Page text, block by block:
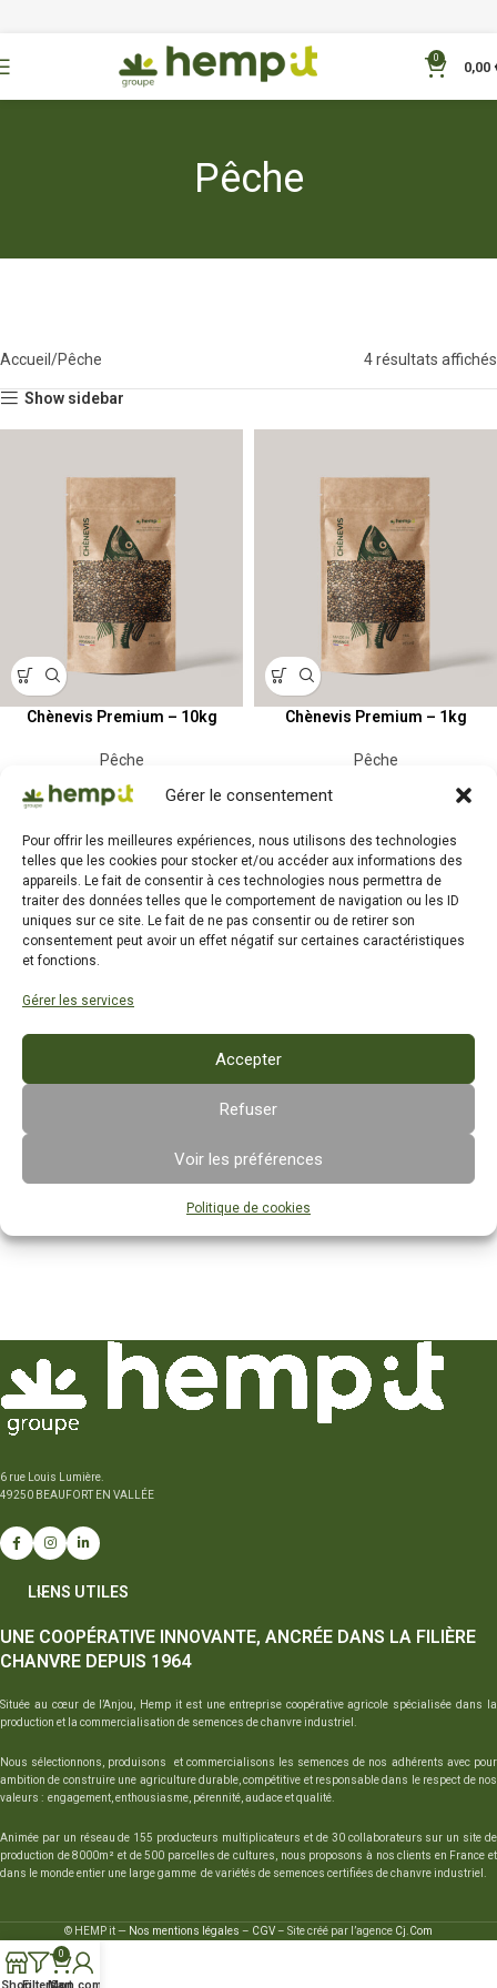
Gérer le consentement
Pour offrir les meilleures expériences, nous utilisons des technologies
telles que les cookies pour stocker et/ou accéder aux informations des
appareils. Le fait de consentir à ces technologies nous permettra de
traiter des données telles que le comportement de navigation ou les ID
uniques sur ce site. Le fait de ne pas consentir ou de retirer son
consentement peut avoir un effet négatif sur certaines caractéristiques
et fonctions.
Gérer les services
Accepter
Refuser
Voir les préférences
Politique de cookies
0
0,00
Pêche
Accueil Pêche 4 résultats affichés
Show sidebar
Chènevis Premium – 10kg
Pêche
42,00€
55 en stock
Chènevis Premium – 1kg
Pêche
66 en stock
Chènevis Premium – 25kg
50 en stock
6 rue Louis Lumière.
49250 BEAUFORT EN VALLÉE
LIENS UTILES
UNE COOPÉRATIVE INNOVANTE, ANCRÉE DANS LA FILIÈRE
CHANVRE DEPUIS 1964
Située au cœur de l’Anjou, Hemp it est une entreprise coopérative agricole spécialisée dans la
production et la commercialisation de semences de chanvre industriel.
Nous sélectionnons, produisons et commercialisons les semences de nos adhérents avec pour
ambition de construire une agriculture durable, compétitive et responsable dans le respect de nos
valeurs : engagement, enthousiasme, pérennité, audace et qualité.
Animée par un réseau de 155 producteurs multiplicateurs et de 30 collaborateurs sur un site de
production de 8000m² et de 500 parcelles de cultures, nous proposons à nos clients en France et
dans le monde entier une large gamme de variétés de semences certifiées de chanvre industriel.
© HEMP it — Nos mentions légales – CGV– Site créé par l’agence Cj.Com
0